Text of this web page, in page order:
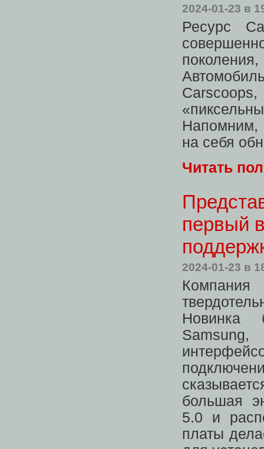
2024-01-23 в
Ресурс
Напомним,
на себя
Читать
первый
2024-01-23 в
Новинка
большая
5.0 и
платы